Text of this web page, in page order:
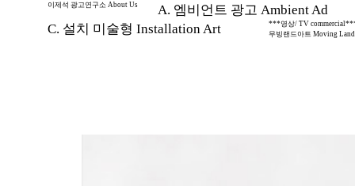
이제석 광고연구소 About Us
A. 엠비언트 광고 Ambient Ad
C. 설치 미술형 Installation Art
***영상/ TV
무빙랜드아트 Moving